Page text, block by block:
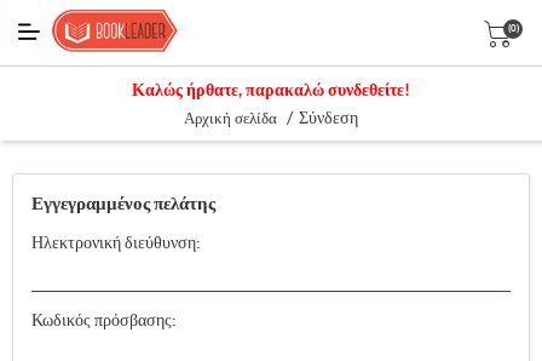
(0)
Καλώς ήρθατε, παρακαλώ συνδεθείτε!
Αρχική σελίδα / Σύνδεση
Εγγεγραμμένος πελάτης
Ηλεκτρονική διεύθυνση:
Κωδικός πρόσβασης: